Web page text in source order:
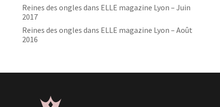
Reines des ongles dans ELLE magazine Lyon – Juin
2017
Reines des ongles dans ELLE magazine Lyon – Août
2016